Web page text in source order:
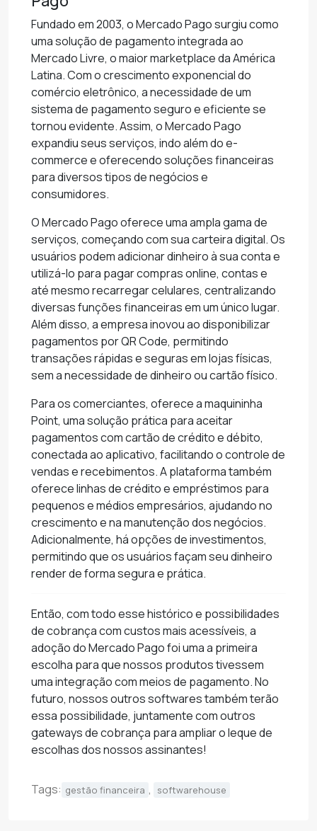
Fundado em 2003, o Mercado Pago surgiu como
uma solução de pagamento integrada ao
Mercado Livre, o maior marketplace da América
Latina. Com o crescimento exponencial do
comércio eletrônico, a necessidade de um
sistema de pagamento seguro e eficiente se
tornou evidente. Assim, o Mercado Pago
expandiu seus serviços, indo além do e-
commerce e oferecendo soluções financeiras
para diversos tipos de negócios e
consumidores.
O Mercado Pago oferece uma ampla gama de
serviços, começando com sua carteira digital. Os
usuários podem adicionar dinheiro à sua conta e
utilizá-lo para pagar compras online, contas e
até mesmo recarregar celulares, centralizando
diversas funções financeiras em um único lugar.
Além disso, a empresa inovou ao disponibilizar
pagamentos por QR Code, permitindo
transações rápidas e seguras em lojas físicas,
sem a necessidade de dinheiro ou cartão físico.
Para os comerciantes, oferece a maquininha
Point, uma solução prática para aceitar
pagamentos com cartão de crédito e débito,
conectada ao aplicativo, facilitando o controle de
vendas e recebimentos. A plataforma também
oferece linhas de crédito e empréstimos para
pequenos e médios empresários, ajudando no
crescimento e na manutenção dos negócios.
Adicionalmente, há opções de investimentos,
permitindo que os usuários façam seu dinheiro
render de forma segura e prática.
Então, com todo esse histórico e possibilidades
de cobrança com custos mais acessíveis, a
adoção do Mercado Pago foi uma a primeira
escolha para que nossos produtos tivessem
uma integração com meios de pagamento. No
futuro, nossos outros softwares também terão
essa possibilidade, juntamente com outros
gateways de cobrança para ampliar o leque de
escolhas dos nossos assinantes!
Tags: gestão financeira , softwarehouse